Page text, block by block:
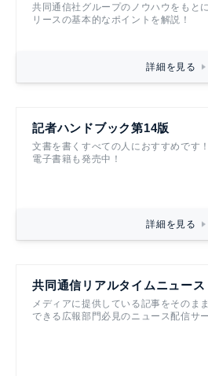
共同通信社グループのノウハウをもと
リースの基本的なポイントを解説！
詳細を見る
記者ハンドブック第14版
文書を書くすべての人におすすめです！
電子書籍も発売中！
詳細を見る
共同通信リアルタイムニュース
メディアに提供している記事をそのま
できる広報部門必見のニュース配信サ